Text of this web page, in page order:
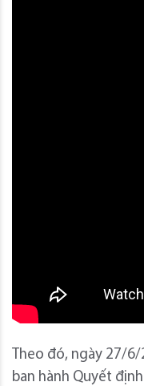
Theo đó, ngày 27/
ban hành Quyết